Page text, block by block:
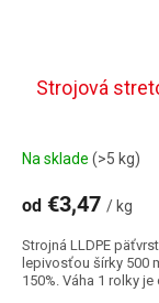
Strojová
Na sklade (>5 kg)
od €3,47 / kg
Strojná LLDPE
lepivosťou šírky 500
150%. Váha 1 rolky